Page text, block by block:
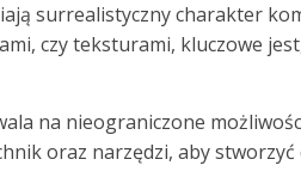
surrealistyczny charakter
czy teksturami, kluczowe
na nieograniczone
oraz narzędzi, aby